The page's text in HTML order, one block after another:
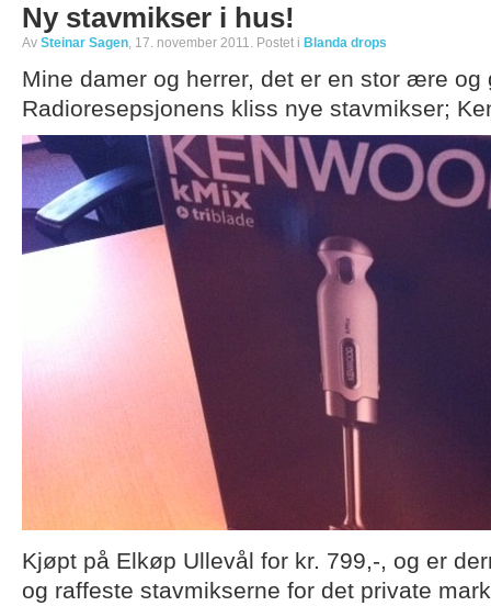
Ny stavmikser i hus!
Av Steinar Sagen, 17. november 2011. Postet i Blanda drops
Mine damer og herrer, det er en stor ære og
Radioresepsjonens kliss nye stavmikser;
Kjøpt på Elkøp Ullevål for kr. 799,-, og er
og raffeste stavmikserne for det private